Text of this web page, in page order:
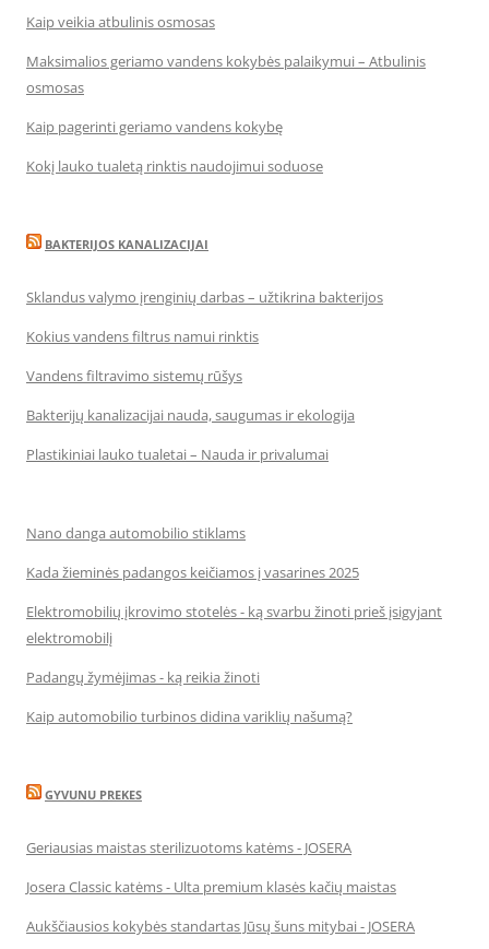
Kaip veikia atbulinis osmosas
Maksimalios geriamo vandens kokybės palaikymui – Atbulinis
osmosas
Kaip pagerinti geriamo vandens kokybę
Kokį lauko tualetą rinktis naudojimui soduose
BAKTERIJOS KANALIZACIJAI
Sklandus valymo įrenginių darbas – užtikrina bakterijos
Kokius vandens filtrus namui rinktis
Vandens filtravimo sistemų rūšys
Bakterijų kanalizacijai nauda, saugumas ir ekologija
Plastikiniai lauko tualetai – Nauda ir privalumai
Nano danga automobilio stiklams
Kada žieminės padangos keičiamos į vasarines 2025
Elektromobilių įkrovimo stotelės - ką svarbu žinoti prieš įsigyjant
elektromobilį
Padangų žymėjimas - ką reikia žinoti
Kaip automobilio turbinos didina variklių našumą?
GYVUNU PREKES
Geriausias maistas sterilizuotoms katėms - JOSERA
Josera Classic katėms - Ulta premium klasės kačių maistas
Aukščiausios kokybės standartas Jūsų šuns mitybai - JOSERA